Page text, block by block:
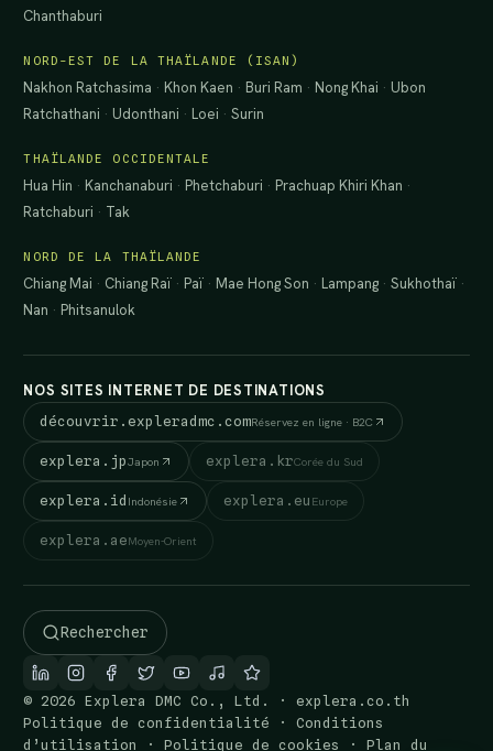
Chanthaburi
NORD-EST DE LA THAÏLANDE (ISAN)
Nakhon Ratchasima · Khon Kaen · Buri Ram · Nong Khai · Ubon
Ratchathani · Udonthani · Loei ·Surin
THAÏLANDE OCCIDENTALE
Hua Hin · Kanchanaburi · Phetchaburi · Prachuap Khiri Khan ·
Ratchaburi · Tak
NORD DE LA THAÏLANDE
Chiang Mai · Chiang Raï · Paï · Mae Hong Son · Lampang ·Sukhothaï ·
Nan · Phitsanulok
NOS SITES INTERNET DE DESTINATIONS
découvrir.expleradmc.comRéservez en ligne · B2C
explera.jpJapon explera.krCorée du Sud
explera.id Indonésie explera.eu Europe
explera.aeMoyen-Orient
Rechercher
© 2026 Explera DMC Co., Ltd. · explera.co.th
Politique de confidentialité ·Conditions
d’utilisation
·Politique de cookies ·Plan du